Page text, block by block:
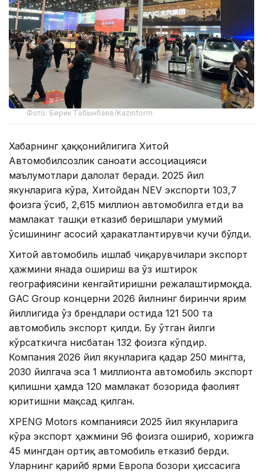
Фото: Берик Табынбаев/Kazinform
Хабарнинг ҳаққонийлигига Хитой
Автомобилсозлик саноати ассоциацияси
маълумотлари далолат беради. 2025 йил
якунларига кўра, Хитойдан NEV экспорти 103,7
фоизга ўсиб, 2,615 миллион автомобилга етди ва
мамлакат ташқи етказиб беришлари умумий
ўсишининг асосий ҳаракатлантирувчи кучи бўлди.
Хитой автомобиль ишлаб чиқарувчилари экспорт
ҳажмини янада ошириш ва ўз иштирок
географиясини кенгайтиришни режалаштирмоқда.
GAC Group концерни 2026 йилнинг биринчи ярим
йиллигида ўз брендлари остида 121 500 та
автомобиль экспорт қилди. Бу ўтган йилги
кўрсаткичга нисбатан 132 фоизга кўпдир.
Компания 2026 йил якунларига қадар 250 мингта,
2030 йилгача эса 1 миллионта автомобиль экспорт
қилишни ҳамда 120 мамлакат бозорида фаолият
юритишни мақсад қилган.
XPENG Motors компанияси 2025 йил якунларига
кўра экспорт ҳажмини 96 фоизга ошириб, хорижга
45 мингдан ортиқ автомобиль етказиб берди.
Уларнинг қарийб ярми Европа бозори ҳиссасига